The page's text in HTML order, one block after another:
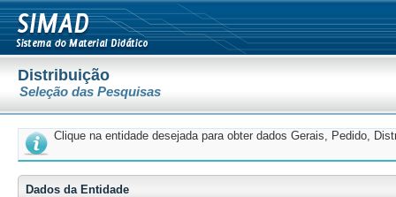
Distribuição
Seleção das Pesquisas
Clique na entidade desejada para obter dados Gerais, Pedido,
Dados da Entidade